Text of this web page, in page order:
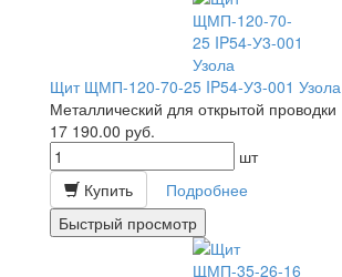
Щит ЩМП-120-70-25 IP54-У3-001 Узола
Металлический для открытой проводки
17 190.00 руб.
шт
Купить
Подробнее
Быстрый просмотр